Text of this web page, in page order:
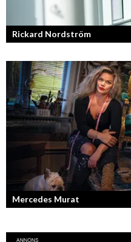
Rickard Nordström
Läraren som omfamnar sociala
Mercedes Murat
Konstnären som balanserar